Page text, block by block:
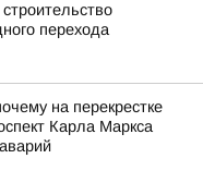
перехода
на перекрестке
Карла Маркса